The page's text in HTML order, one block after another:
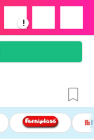
!